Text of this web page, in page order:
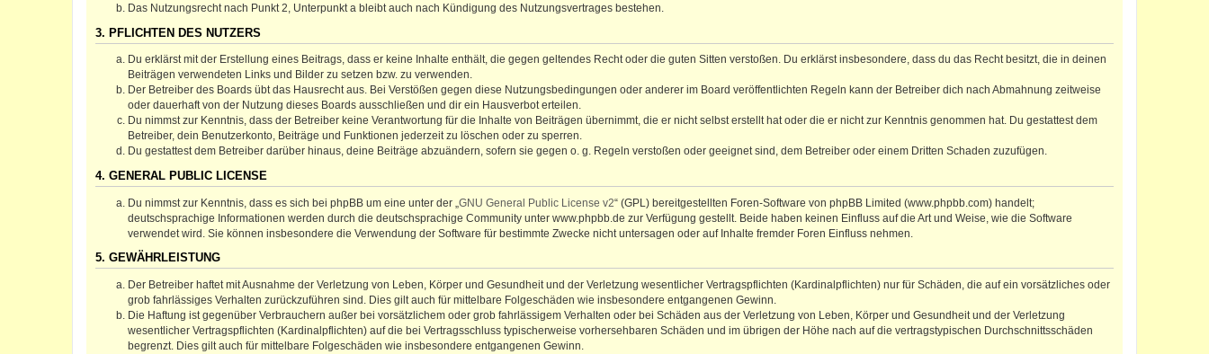
Das Nutzungsrecht nach Punkt 2, Unterpunkt a bleibt auch nach Kündigung des Nutzungsvertrages bestehen.
3. PFLICHTEN DES NUTZERS
Du erklärst mit der Erstellung eines Beitrags, dass er keine Inhalte enthält, die gegen geltendes Recht oder die guten Sitten verstoßen. Du erklärst insbesondere, dass du das Recht besitzt, die in deinen
Beiträgen verwendeten Links und Bilder zu setzen bzw. zu verwenden.
Der Betreiber des Boards übt das Hausrecht aus. Bei Verstößen gegen diese Nutzungsbedingungen oder anderer im Board veröffentlichten Regeln kann der Betreiber dich nach Abmahnung zeitweise
oder dauerhaft von der Nutzung dieses Boards ausschließen und dir ein Hausverbot erteilen.
Du nimmst zur Kenntnis, dass der Betreiber keine Verantwortung für die Inhalte von Beiträgen übernimmt, die er nicht selbst erstellt hat oder die er nicht zur Kenntnis genommen hat. Du gestattest dem
Betreiber, dein Benutzerkonto, Beiträge und Funktionen jederzeit zu löschen oder zu sperren.
Du gestattest dem Betreiber darüber hinaus, deine Beiträge abzuändern, sofern sie gegen o. g. Regeln verstoßen oder geeignet sind, dem Betreiber oder einem Dritten Schaden zuzufügen.
4. GENERAL PUBLIC LICENSE
Du nimmst zur Kenntnis, dass es sich bei phpBB um eine unter der „ GNU General Public License v2“ (GPL) bereitgestellten Foren-Software von phpBB Limited (www.phpbb.com) handelt;
deutschsprachige Informationen werden durch die deutschsprachige Community unter www.phpbb.de zur Verfügung gestellt. Beide haben keinen Einfluss auf die Art und Weise, wie die Software
verwendet wird. Sie können insbesondere die Verwendung der Software für bestimmte Zwecke nicht untersagen oder auf Inhalte fremder Foren Einfluss nehmen.
5. GEWÄHRLEISTUNG
Der Betreiber haftet mit Ausnahme der Verletzung von Leben, Körper und Gesundheit und der Verletzung wesentlicher Vertragspflichten (Kardinalpflichten) nur für Schäden, die auf ein vorsätzliches oder
grob fahrlässiges Verhalten zurückzuführen sind. Dies gilt auch für mittelbare Folgeschäden wie insbesondere entgangenen Gewinn.
Die Haftung ist gegenüber Verbrauchern außer bei vorsätzlichem oder grob fahrlässigem Verhalten oder bei Schäden aus der Verletzung von Leben, Körper und Gesundheit und der Verletzung
wesentlicher Vertragspflichten (Kardinalpflichten) auf die bei Vertragsschluss typischerweise vorhersehbaren Schäden und im übrigen der Höhe nach auf die vertragstypischen Durchschnittsschäden
begrenzt. Dies gilt auch für mittelbare Folgeschäden wie insbesondere entgangenen Gewinn.